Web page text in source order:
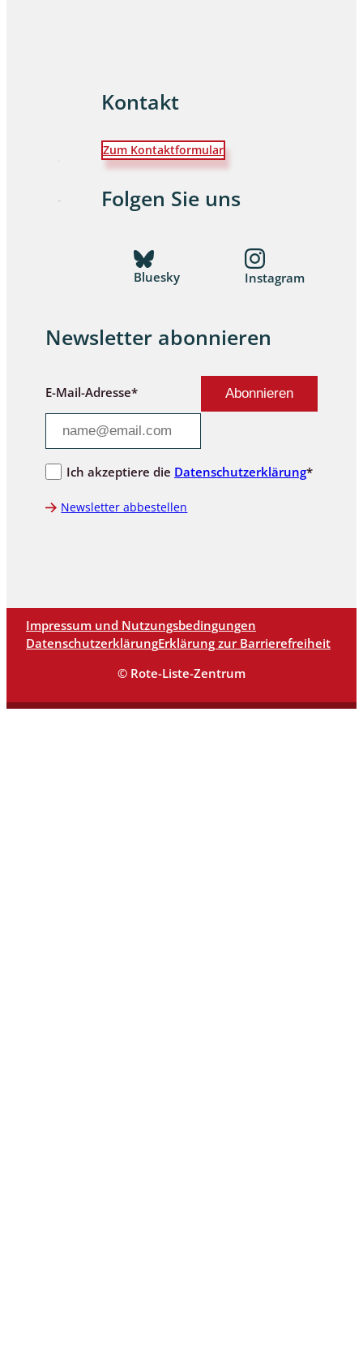
Kontakt
Zum Kontaktformular
Folgen Sie uns
Bluesky Instagram
Newsletter abonnieren
E-Mail-Adresse*
Ich akzeptiere die Datenschutzerklärung*
Newsletter abbestellen
Impressum und Nutzungsbedingungen
DatenschutzerklärungErklärung zur Barrierefreiheit
© Rote-Liste-Zentrum